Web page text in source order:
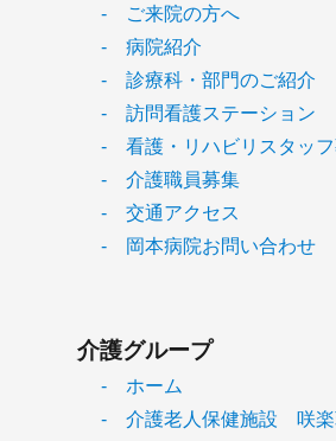
- ご来院の方へ
- 病院紹介
- 診療科・部門のご紹介
- 訪問看護ステーション
- 看護・リハビリスタッ
- 介護職員募集
- 交通アクセス
- 岡本病院お問い合わせ
介護グループ
- ホーム
- 介護老人保健施設 咲楽